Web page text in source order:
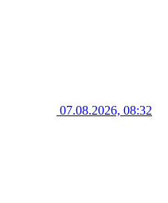
07.08.2026, 08:32